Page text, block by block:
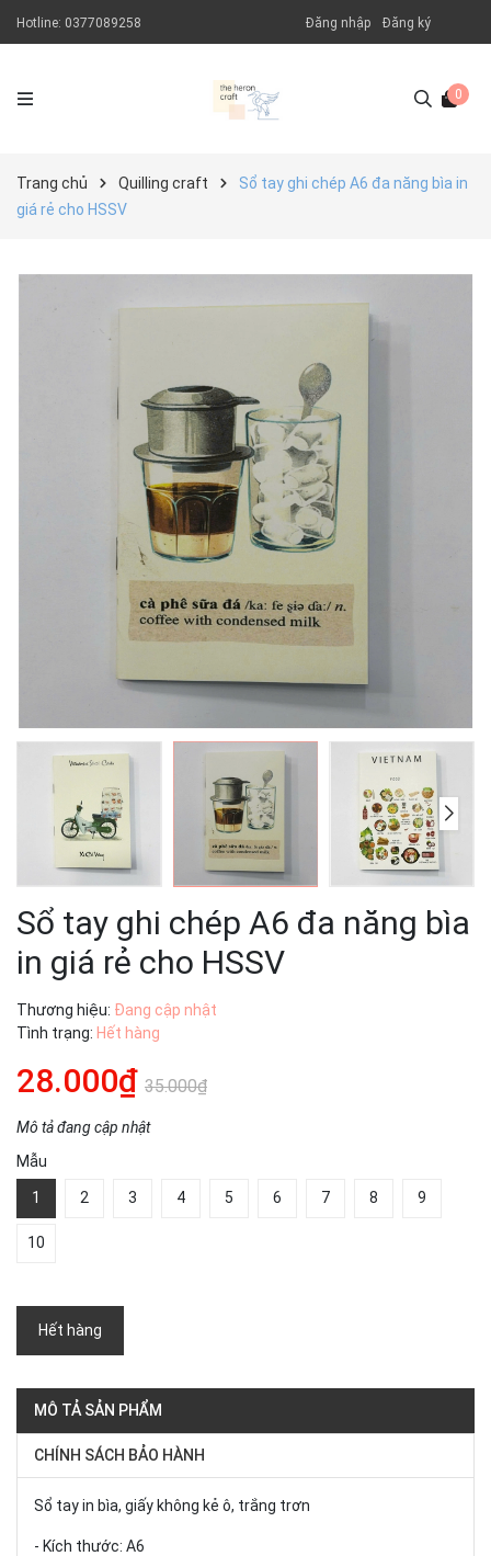
Hotline: 0377089258 Đăng nhập Đăng ký
0
Trang chủ Quilling craft
Sổ tay ghi chép A6 đa năng bìa in
giá rẻ cho HSSV
Sổ tay ghi chép A6 đa năng bìa
in giá rẻ cho HSSV
Thương hiệu: Đang cập nhật
Tình trạng: Hết hàng
28.000₫ 35.000₫
Mô tả đang cập nhật
Mẫu
1 2 3 4 5 6 7 8 9
10
Hết hàng
MÔ TẢ SẢN PHẨM
CHÍNH SÁCH BẢO HÀNH
Sổ tay in bìa, giấy không kẻ ô, trắng trơn
- Kích thước: A6